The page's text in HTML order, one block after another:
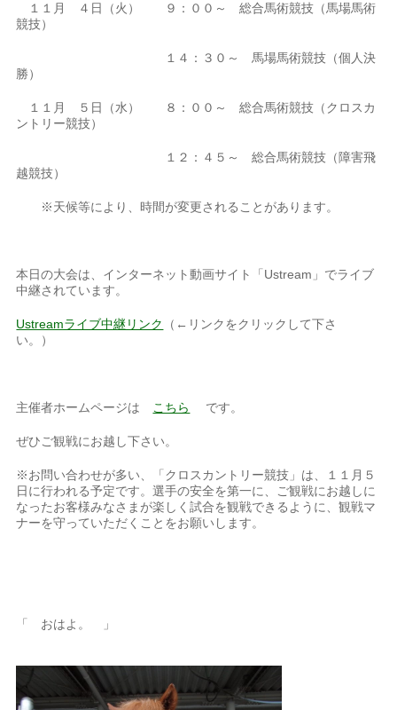
１１月 ４日（火） ９：００～ 総合馬術競技（馬場馬術
競技）
１４：３０～ 馬場馬術競技（個人決
勝）
１１月 ５日（水） ８：００～ 総合馬術競技（クロスカ
ントリー競技）
１２：４５～ 総合馬術競技（障害飛
越競技）
※天候等により、時間が変更されることがあります。
本日の大会は、インターネット動画サイト「Ustream」でライブ
中継されています。
Ustreamライブ中継リンク
（←リンクをクリックして下さ
い。）
主催者ホームページは こちら です。
ぜひご観戦にお越し下さい。
※お問い合わせが多い、「クロスカントリー競技」は、１１月５
日に行われる予定です。選手の安全を第一に、ご観戦にお越しに
なったお客様みなさまが楽しく試合を観戦できるように、観戦マ
ナーを守っていただくことをお願いします。
「 おはよ。 」